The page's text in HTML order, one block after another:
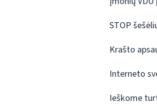
STOP
Krašto
Interneto
Ieškome